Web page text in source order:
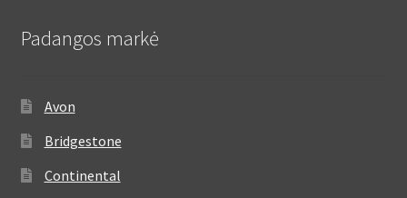
Padangos markė
Avon
Bridgestone
Continental